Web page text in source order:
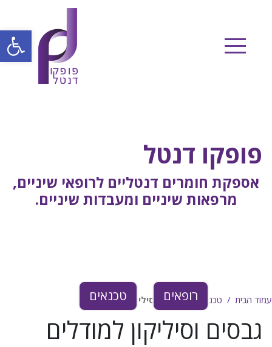
content
פופקו דנטל
אספקת חומרים דנטליים לרופאי שיניים,
מרפאות שיניים ומעבדות שיניים.
רופאים טכנאים עמוד הבית טכנאים גבסים וסיליקון למודלים
גבסים וסיליקון למודלים